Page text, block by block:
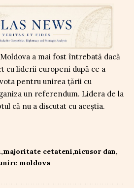
a mai fost întrebată dacă
cu liderii europeni după ce a
pentru unirea țării cu
un referendum. Lidera de la
că nu a discutat cu aceștia.
majoritate cetateni nicusor dan
moldova